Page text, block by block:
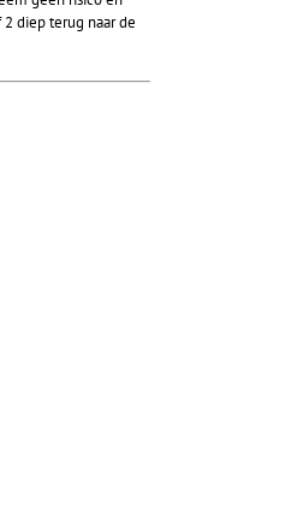
diep terug naar de